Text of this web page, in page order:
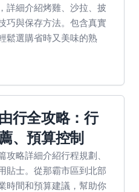
詳細介紹烤雞、沙拉、披
巧與保存方法。包含真實
鬆選購省時又美味的熟
行全攻略：行
、預算控制
略詳細介紹行程規劃、
貼士。從那霸市區到北部
時間和預算建議，幫助你